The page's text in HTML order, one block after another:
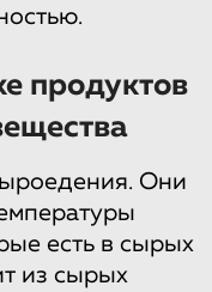
продуктов
Они
есть в сырых
из сырых